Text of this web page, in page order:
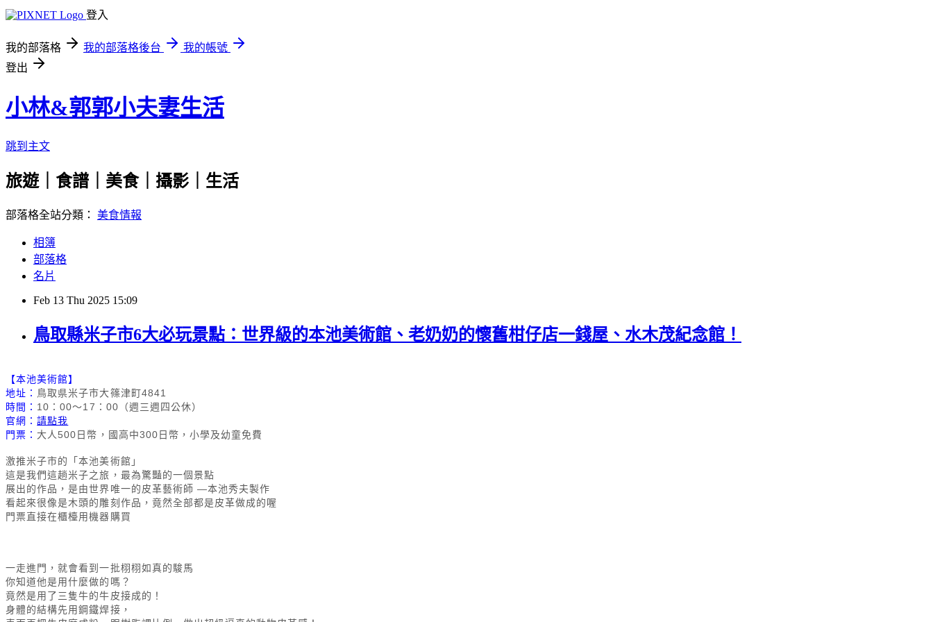
登入
我的部落格 我的部落格後台
我的帳號
登出
小林&郭郭小夫妻生活
跳到主文
旅遊｜食譜｜美食｜攝影｜生活
部落格全站分類： 美食情報
相簿
部落格
名片
Feb 13 Thu 2025 15:09
鳥取縣米子市6大必玩景點：世界級的本池美術館、老奶奶的懷舊柑仔店一錢屋、水木茂紀念館！
【本池美術館】
地址： 鳥取県米子市大篠津町4841
時間： 10：00～17：00（週三週四公休）
官網：請點我
門票： 大人500日幣，國高中300日幣，小學及幼童免費
激推米子市的「本池美術館」
這是我們這趟米子之旅，最為驚豔的一個景點
展出的作品，是由世界唯一的皮革藝術師 —本池秀夫製作
看起來很像是木頭的雕刻作品，竟然全部都是皮革做成的喔
門票直接在櫃檯用機器購買
一走進門，就會看到一批栩栩如真的駿馬
你知道他是用什麼做的嗎？
竟然是用了三隻牛的牛皮接成的！
身體的結構先用鋼鐵焊接，